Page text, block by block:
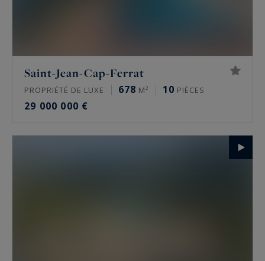
Saint-Jean-Cap-Ferrat
PROPRIÉTÉ DE LUXE 678 M² 10 PIÈCES
29 000 000 €